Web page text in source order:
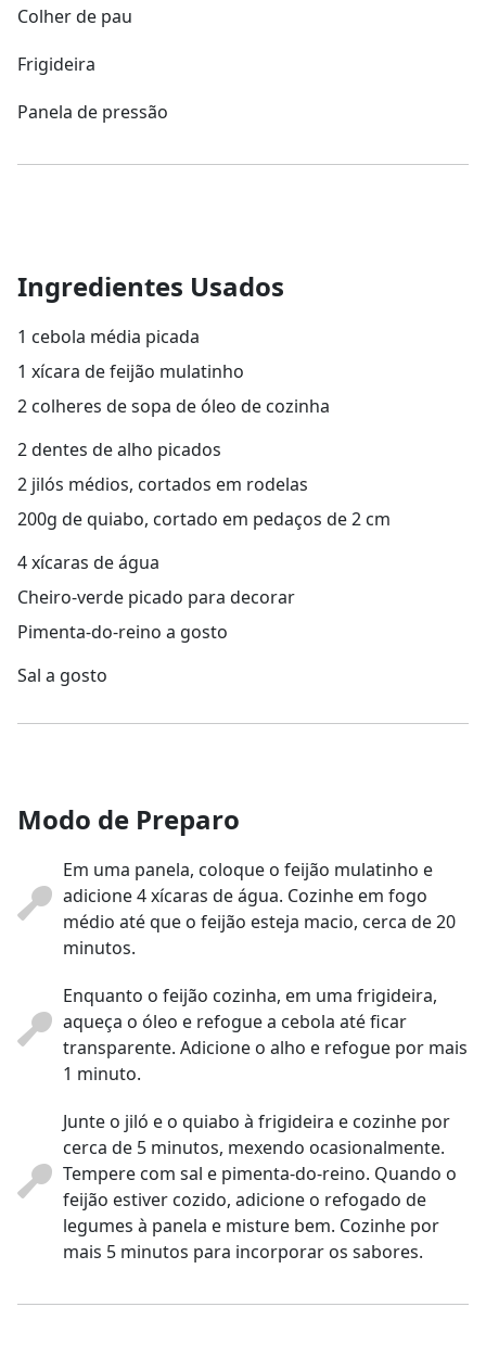
Colher de pau
Frigideira
Panela de pressão
Ingredientes Usados
1 cebola média picada
1 xícara de feijão mulatinho
2 colheres de sopa de óleo de cozinha
2 dentes de alho picados
2 jilós médios, cortados em rodelas
200g de quiabo, cortado em pedaços de 2 cm
4 xícaras de água
Cheiro-verde picado para decorar
Pimenta-do-reino a gosto
Sal a gosto
Modo de Preparo
Em uma panela, coloque o feijão mulatinho e
adicione 4 xícaras de água. Cozinhe em fogo
médio até que o feijão esteja macio, cerca de 20
minutos.
Enquanto o feijão cozinha, em uma frigideira,
aqueça o óleo e refogue a cebola até ficar
transparente. Adicione o alho e refogue por mais
1 minuto.
Junte o jiló e o quiabo à frigideira e cozinhe por
cerca de 5 minutos, mexendo ocasionalmente.
Tempere com sal e pimenta-do-reino. Quando o
feijão estiver cozido, adicione o refogado de
legumes à panela e misture bem. Cozinhe por
mais 5 minutos para incorporar os sabores.